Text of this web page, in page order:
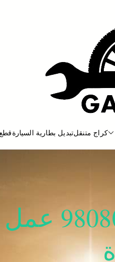
الكويت كهرباء وبنشر كراج
كراج متنقلتبديل بطارية السيارة
فتح اقفال